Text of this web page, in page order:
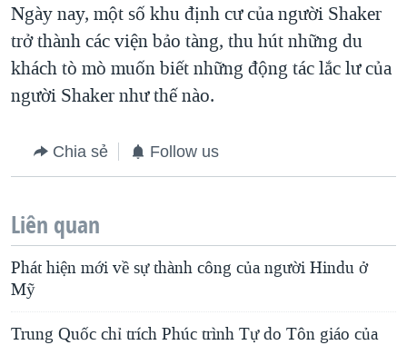
Ngày nay, một số khu định cư của người Shaker
trở thành các viện bảo tàng, thu hút những du
khách tò mò muốn biết những động tác lắc lư của
người Shaker như thế nào.
Chia sẻ Follow us
Liên quan
Phát hiện mới về sự thành công của người Hindu ở
Mỹ
Trung Quốc chỉ trích Phúc trình Tự do Tôn giáo của